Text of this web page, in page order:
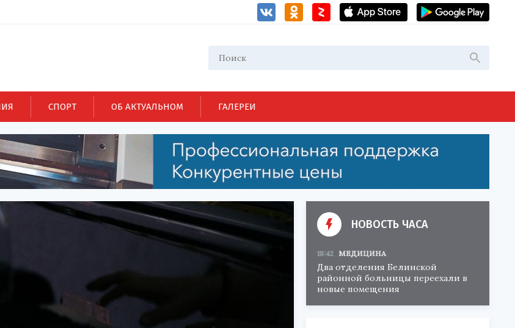
СПОРТ ОБ АКТУАЛЬНОМ ГАЛЕРЕИ
НОВОСТЬ ЧАСА
18:42 МЕДИЦИНА
Два отделения Белинской
районной больницы переехали в
новые помещения